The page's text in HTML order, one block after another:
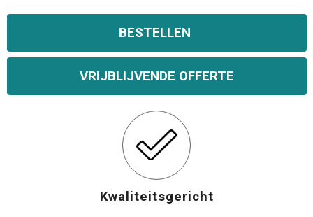
BESTELLEN
VRIJBLIJVENDE OFFERTE
Kwaliteitsgericht